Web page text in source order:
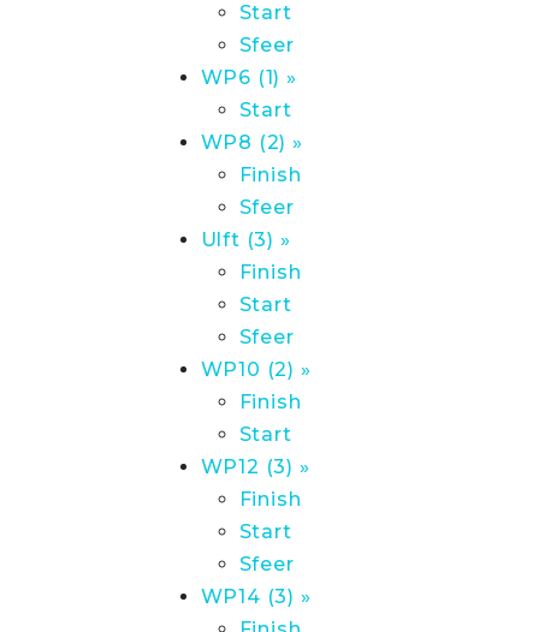
Start
Sfeer
WP6 (1) »
Start
WP8 (2) »
Finish
Sfeer
Ulft (3) »
Finish
Start
Sfeer
WP10 (2) »
Finish
Start
WP12 (3) »
Finish
Start
Sfeer
WP14 (3) »